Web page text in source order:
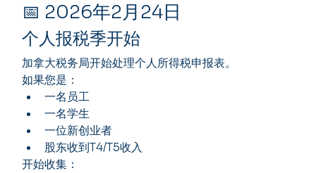
📅 2026年2月24日
个人报税季开始
加拿大税务局开始处理个人所得税申报表。
如果您是：
一名员工
一名学生
一位新创业者
股东收到T4/T5收入
开始收集：